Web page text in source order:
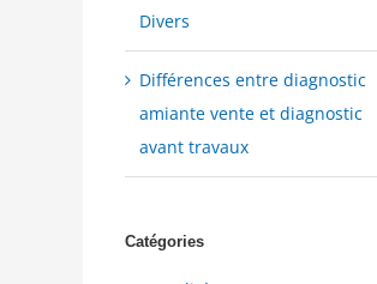
Divers
Différences entre diagnostic
amiante vente et diagnostic
avant travaux
Catégories